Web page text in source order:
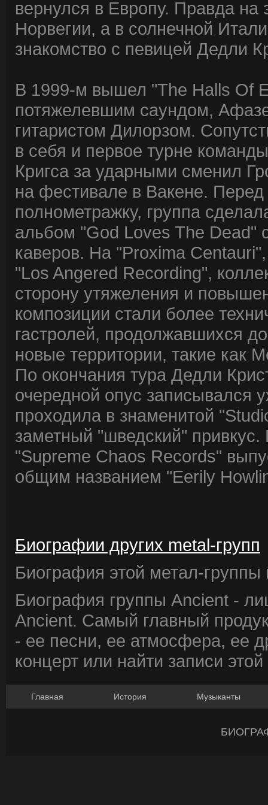
вернулся в Европу. Правда на
Норвегии, а в солнечной
знакомство с певицей Дедли
В 1999-м вышел "The Halls Of
потяжелевшим саундом,
гитаристом Дилорзом.
в себя и первое турне
Кригса за ударными сменил
на фестивале в Вакене.
полнометражку, группа
альбом "God Loves The Dead"
каверов. На "Proxima
"Los Angered Recording",
сторону утяжеления и
композиции стали более
гастролей, продолжавшихся
новые территории, такие как
По окончания тура Дедли
очередной опус записывался
проходила в знаменитой
заметный "шведский"
"Supreme Chaos Records"
общим названием "Eerily
Биографии других metal-групп
Биография этой метал-группы
Биография группы Ancient -
Ancient. Самый главный
- ее песни, ее атмосфера, ее
концерт или найти записи
Главная История Музыканты